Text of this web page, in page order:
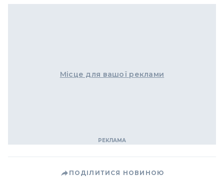
Місце для вашої реклами
ПОДІЛИТИСЯ НОВИНОЮ